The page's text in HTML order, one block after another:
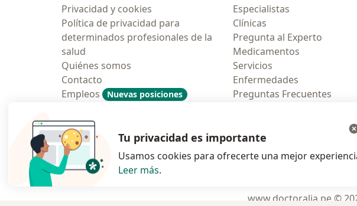
Privacidad y cookies
Política de privacidad para
determinados profesionales de la
salud
Quiénes somos
Contacto
Empleos
Nuevas posiciones
Contratación
Especialistas
Clínicas
Pregunta al Experto
Medicamentos
Servicios
Enfermedades
Preguntas Frecuentes
Polska se abre en una
se abre en
www.doctoralia.pe ©
Tu privacidad es importante
Usamos cookies para ofrecerte una mejor
Leer más.